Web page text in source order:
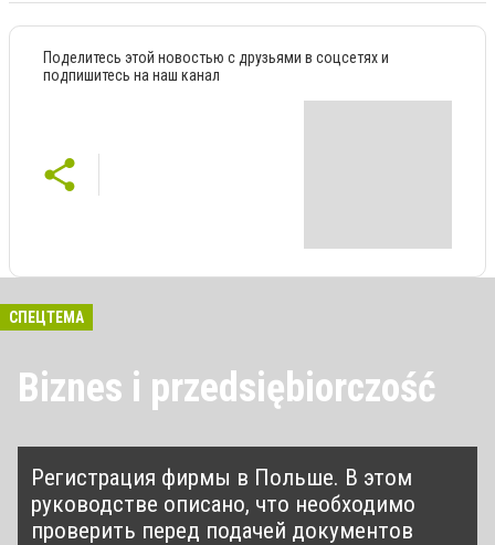
Поделитесь этой новостью с друзьями в соцсетях и
подпишитесь на наш канал
СПЕЦТЕМА
Biznes i przedsiębiorczość
Регистрация фирмы в Польше. В этом
руководстве описано, что необходимо
проверить перед подачей документов